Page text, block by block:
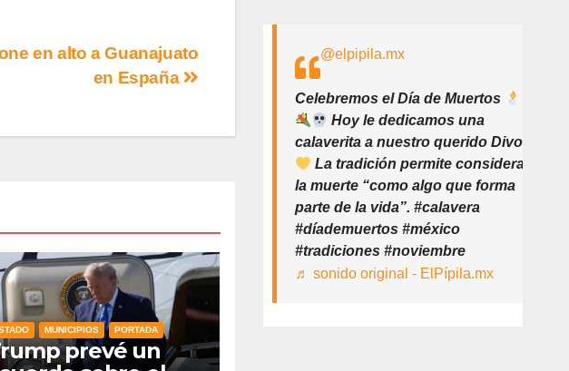
en alto a Guanajuato
en España
MUNICIPIOS PORTADA
prevé un
@elpipila.mx
Celebremos el Día de Muertos
Hoy le dedicamos una
calaverita a nuestro querido Divo
La tradición permite considerar
la muerte “como algo que forma
parte de la vida”. #calavera
#díademuertos #méxico
#tradiciones #noviembre
♬ sonido original - ElPípila.mx